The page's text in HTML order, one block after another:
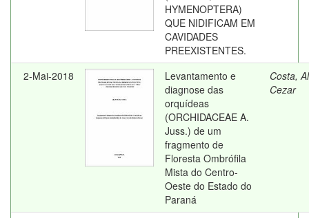
HYMENOPTERA)
QUE NIDIFICAM EM
CAVIDADES
PREEXISTENTES.
2-Mai-2018
Levantamento e
diagnose das
orquídeas
(ORCHIDACEAE A.
Juss.) de um
fragmento de
Floresta Ombrófila
Mista do Centro-
Oeste do Estado do
Paraná
Costa,
Cezar